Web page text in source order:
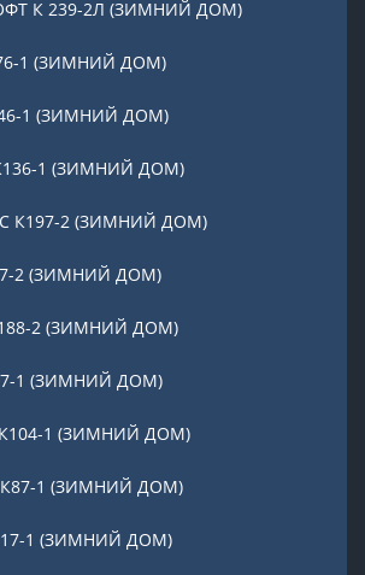
К 239-2Л (ЗИМНИЙ ДОМ)
1 (ЗИМНИЙ ДОМ)
1 (ЗИМНИЙ ДОМ)
1 (ЗИМНИЙ ДОМ)
К197-2 (ЗИМНИЙ ДОМ)
2 (ЗИМНИЙ ДОМ)
2 (ЗИМНИЙ ДОМ)
1 (ЗИМНИЙ ДОМ)
1 (ЗИМНИЙ ДОМ)
1 (ЗИМНИЙ ДОМ)
1 (ЗИМНИЙ ДОМ)